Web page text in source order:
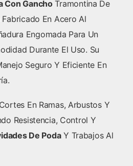
Con GanchoTramontina De
En Acero Al
Engomada Para Un
Durante El Uso. Su
Seguro Y Eficiente En
En Ramas, Arbustos Y
Resistencia, Control Y
De PodaY Trabajos Al